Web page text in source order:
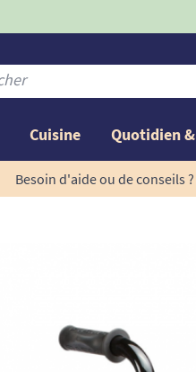
Cuisine Quotidien
Besoin d'aide ou de conseils ?